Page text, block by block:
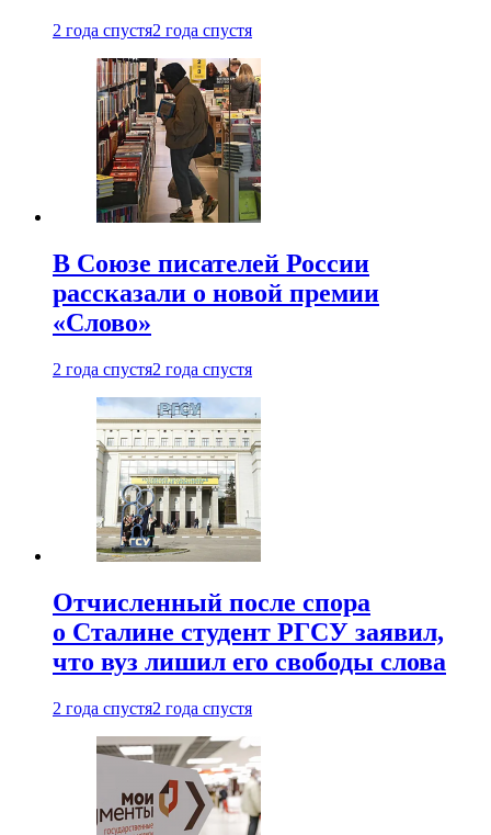
2 года спустя2 года спустя
В Союзе писателей России
рассказали о новой премии
«Слово»
2 года спустя2 года спустя
Отчисленный после спора
о Сталине студент РГСУ заявил,
что вуз лишил его свободы слова
2 года спустя2 года спустя